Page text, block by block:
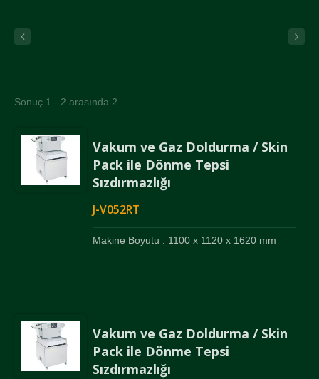
Sonuç 1 - 2 arasında 2
Vakum ve Gaz Doldurma / Skin
Pack ile Dönme Tepsi
Sızdırmazlığı
J-V052RT
Makine Boyutu : 1100 x 1120 x 1620 mm
Vakum ve Gaz Doldurma / Skin
Pack ile Dönme Tepsi
Sızdırmazlığı